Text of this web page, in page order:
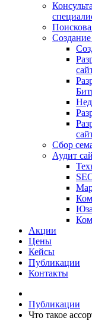
Создание
Сбор
Аудит
Акции
Цены
Кейсы
Публикации
Контакты
Публикации
Что такое